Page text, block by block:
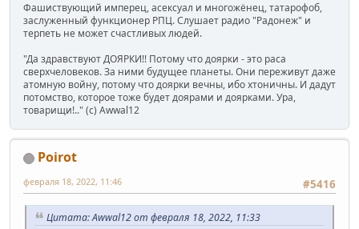
Фашиствующий имперец, асексуал и многожёнец, татарофоб,
заслуженный функционер РПЦ. Слушает радио "Радонеж" и
терпеть не может счастливых людей.
"Да здравствуют ДОЯРКИ!! Потому что доярки - это раса
сверхчеловеков. За ними будущее планеты. Они переживут даже
атомную войну, потому что доярки вечны, ибо хтоничны. И дадут
потомство, которое тоже будет доярами и доярками. Ура,
товарищи!.." (c) Awwal12
Poirot
#5416
февраля 18, 2022, 11:46
Цитата: Awwal12 от февраля 18, 2022, 11:33